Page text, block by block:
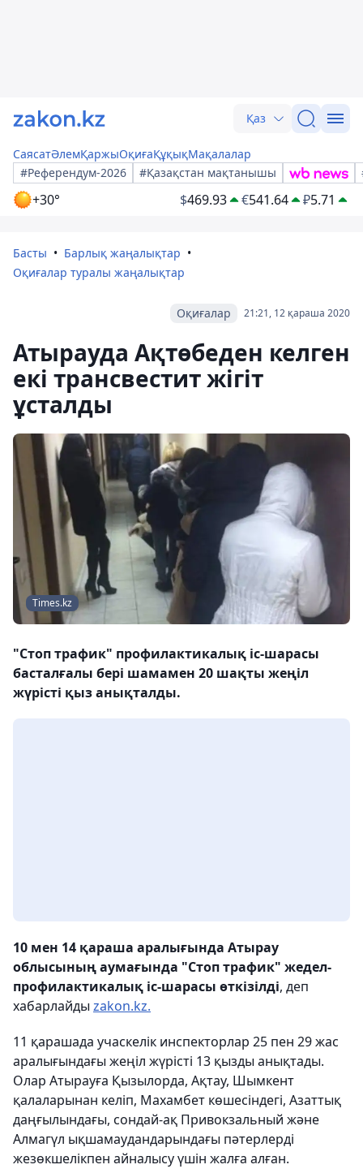
Қаз
СаясатӘлемҚаржыОқиғаҚұқықМақалалар
#Референдум-2026
#Қазақстан мақтанышы
+30° $469.93 €541.64 ₽5.71
Басты
Барлық жаңалықтар
Оқиғалар туралы жаңалықтар
21:21, 12 қараша 2020
Оқиғалар
Атырауда Ақтөбеден келген
екі трансвестит жігіт
ұсталды
Times.kz
"Стоп трафик" профилактикалық іс-шарасы
басталғалы бері шамамен 20 шақты жеңіл
жүрісті қыз анықталды.
10 мен 14 қараша аралығында Атырау
облысының аумағында "Стоп трафик" жедел-
профилактикалық іс-шарасы өткізілді, деп
хабарлайды zakon.kz.
11 қарашада учаскелік инспекторлар 25 пен 29 жас
аралығындағы жеңіл жүрісті 13 қызды анықтады.
Олар Атырауға Қызылорда, Ақтау, Шымкент
қалаларынан келіп, Махамбет көшесіндегі, Азаттық
даңғылындағы, сондай-ақ Привокзальный және
Алмагүл ықшамаудандарындағы пәтерлерді
жезөкшелікпен айналысу үшін жалға алған.